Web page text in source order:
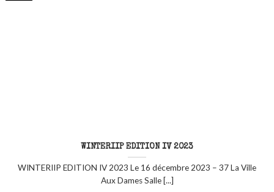
WINTERIIP EDITION IV 2023
WINTERIIP EDITION IV 2023 Le 16 décembre 2023 – 37 La Ville
Aux Dames Salle [...]